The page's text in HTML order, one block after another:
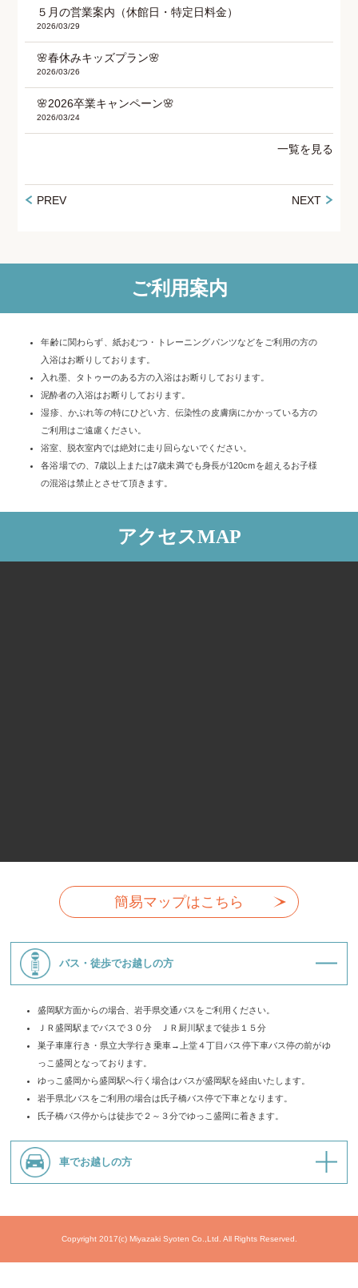
５月の営業案内（休館日・特定日料金）
2026/03/29
🌸春休みキッズプラン🌸
2026/03/26
🌸2026卒業キャンペーン🌸
2026/03/24
一覧を見る
PREV NEXT
ご利用案内
年齢に関わらず、紙おむつ・トレーニングパンツなどをご利用の方の
入浴はお断りしております。
入れ墨、タトゥーのある方の入浴はお断りしております。
泥酔者の入浴はお断りしております。
湿疹、かぶれ等の特にひどい方、伝染性の皮膚病にかかっている方の
ご利用はご遠慮ください。
浴室、脱衣室内では絶対に走り回らないでください。
各浴場での、7歳以上または7歳未満でも身長が120cmを超えるお子様
の混浴は禁止とさせて頂きます。
アクセスMAP
簡易マップはこちら
バス・徒歩でお越しの方
盛岡駅方面からの場合、岩手県交通バスをご利用ください。
ＪＲ盛岡駅までバスで３０分 ＪＲ厨川駅まで徒歩１５分
巣子車庫行き・県立大学行き乗車→上堂４丁目バス停下車バス停の前がゆ
っこ盛岡となっております。
ゆっこ盛岡から盛岡駅へ行く場合はバスが盛岡駅を経由いたします。
岩手県北バスをご利用の場合は氏子橋バス停で下車となります。
氏子橋バス停からは徒歩で２～３分でゆっこ盛岡に着きます。
車でお越しの方
Copyright 2017(c) Miyazaki Syoten Co.,Ltd. All Rights Reserved.